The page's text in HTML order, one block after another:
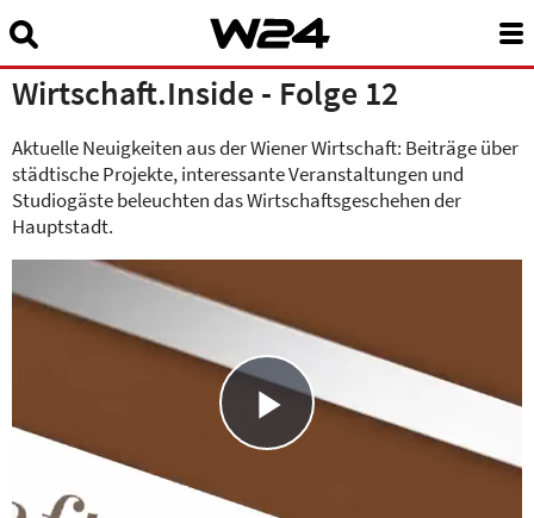
News
24 Stunden Wien
Sendungen A-Z
Programm
W24Smart
Service
Über uns
Suchbegriff eingeben:
Wirtschaft.Inside - Folge 12
Aktuelle Neuigkeiten aus der Wiener Wirtschaft: Beiträge über
städtische Projekte, interessante Veranstaltungen und
Studiogäste beleuchten das Wirtschaftsgeschehen der
Hauptstadt.
Play